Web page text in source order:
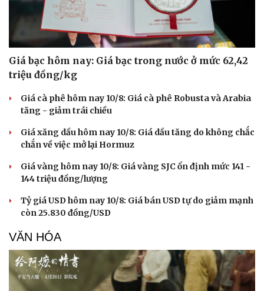
Giá bạc hôm nay: Giá bạc trong nước ở mức 62,42
triệu đồng/kg
Giá cà phê hôm nay 10/8: Giá cà phê Robusta và Arabia
tăng - giảm trái chiều
Giá xăng dầu hôm nay 10/8: Giá dầu tăng do không chắc
chắn về việc mở lại Hormuz
Giá vàng hôm nay 10/8: Giá vàng SJC ổn định mức 141 -
144 triệu đồng/lượng
Tỷ giá USD hôm nay 10/8: Giá bán USD tự do giảm mạnh
còn 25.830 đồng/USD
VĂN HÓA